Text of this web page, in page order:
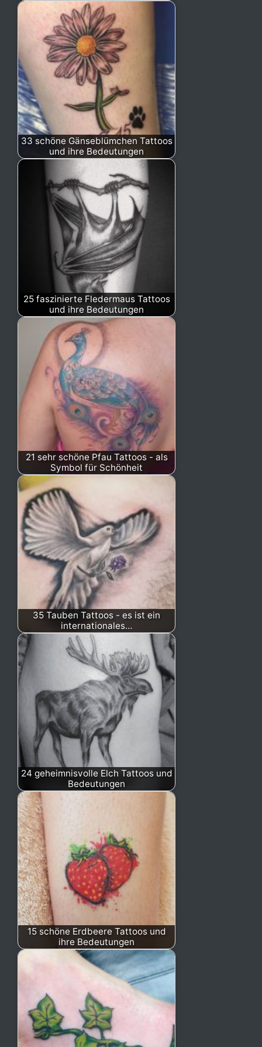
33 schöne Gänseblümchen Tattoos
und ihre Bedeutungen
25 faszinierte Fledermaus Tattoos
und ihre Bedeutungen
21 sehr schöne Pfau Tattoos - als
Symbol für Schönheit
35 Tauben Tattoos - es ist ein
internationales…
24 geheimnisvolle Elch Tattoos und
Bedeutungen
15 schöne Erdbeere Tattoos und
ihre Bedeutungen